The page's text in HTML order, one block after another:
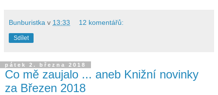
Bunburistka v 13:33 12 komentářů:
Sdílet
pátek 2. března 2018
Co mě zaujalo ... aneb Knižní novinky
za Březen 2018